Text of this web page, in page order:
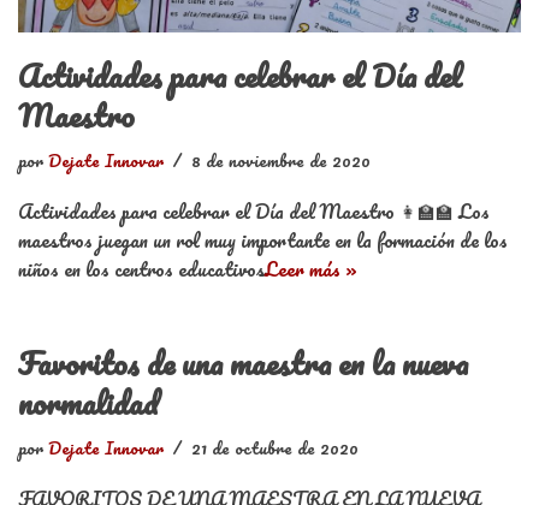
Actividades para celebrar el Día del
Maestro
porDejate Innovar 8 de noviembre de 2020
Actividades para celebrar el Día del Maestro 👩‍🏫🏫 Los
maestros juegan un rol muy importante en la formación de los
niños en los centros educativosLeer más »
Favoritos de una maestra en la nueva
normalidad
porDejate Innovar 21 de octubre de 2020